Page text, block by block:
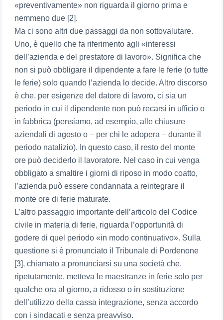
«preventivamente» non riguarda il giorno prima e
nemmeno due [2].
Ma ci sono altri due passaggi da non sottovalutare.
Uno, è quello che fa riferimento agli «interessi
dell’azienda e del prestatore di lavoro». Significa che
non si può obbligare il dipendente a fare le ferie (o tutte
le ferie) solo quando l’azienda lo decide. Altro discorso
è che, per esigenze del datore di lavoro, ci sia un
periodo in cui il dipendente non può recarsi in ufficio o
in fabbrica (pensiamo, ad esempio, alle chiusure
aziendali di agosto o – per chi le adopera – durante il
periodo natalizio). In questo caso, il resto del monte
ore può deciderlo il lavoratore. Nel caso in cui venga
obbligato a smaltire i giorni di riposo in modo coatto,
l’azienda può essere condannata a reintegrare il
monte ore di ferie maturate.
L’altro passaggio importante dell’articolo del Codice
civile in materia di ferie, riguarda l’opportunità di
godere di quel periodo «in modo continuativo». Sulla
questione si è pronunciato il Tribunale di Pordenone
[3], chiamato a pronunciarsi su una società che,
ripetutamente, metteva le maestranze in ferie solo per
qualche ora al giorno, a ridosso o in sostituzione
dell’utilizzo della cassa integrazione, senza accordo
con i sindacati e senza preavviso.